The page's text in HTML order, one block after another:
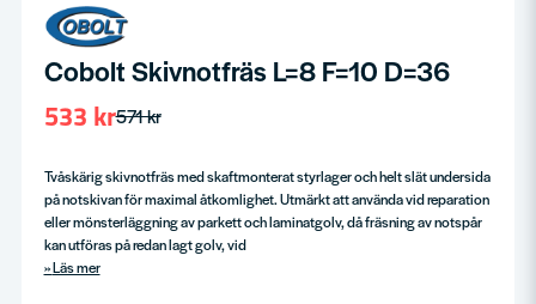
Cobolt Skivnotfräs L=8 F=10 D=36
571 kr
533 kr
Tvåskärig skivnotfräs med skaftmonterat styrlager och helt slät undersida
på notskivan för maximal åtkomlighet. Utmärkt att använda vid reparation
eller mönsterläggning av parkett och laminatgolv, då fräsning av notspår
kan utföras på redan lagt golv, vid
Läs mer